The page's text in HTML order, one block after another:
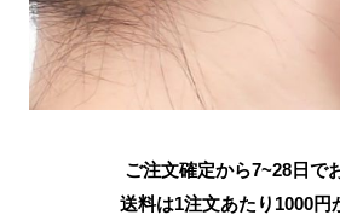
ご注文確定から7~28日で
送料は1注文あたり 1000円